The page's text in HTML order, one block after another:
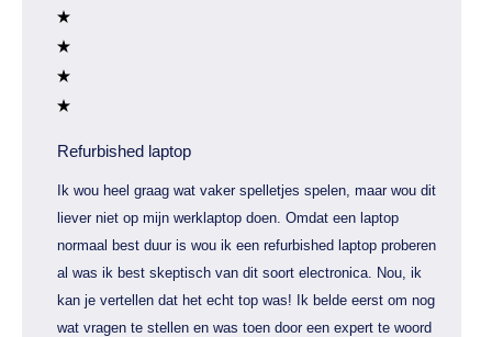
Refurbished laptop
Ik wou heel graag wat vaker spelletjes spelen, maar wou dit
liever niet op mijn werklaptop doen. Omdat een laptop
normaal best duur is wou ik een refurbished laptop proberen
al was ik best skeptisch van dit soort electronica. Nou, ik
kan je vertellen dat het echt top was! Ik belde eerst om nog
wat vragen te stellen en was toen door een expert te woord